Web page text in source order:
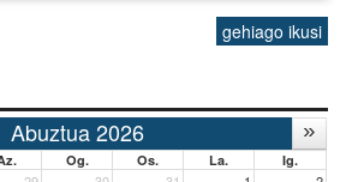
gehiago ikusi
Abuztua 2026
Og. Os. La. Ig.